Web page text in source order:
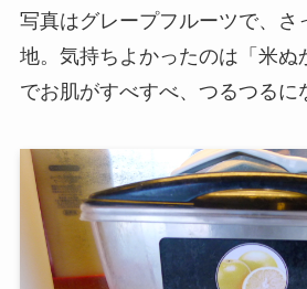
写真はグレープフルーツで、さ
地。気持ちよかったのは「米ぬ
でお肌がすべすべ、つるつるに